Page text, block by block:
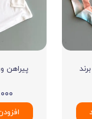
پیراهن